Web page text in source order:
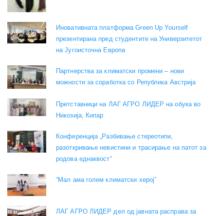
Иновативната платформа Green Up Yourself
презентирана пред студентите на Универзитетот
на Југоисточна Европа
Партнерства за климатски промени – нови
можности за соработка со Република Австрија
Претставници на ЛАГ АГРО ЛИДЕР на обука во
Никозија, Кипар
Конференција „Разбивање стереотипи,
разоткривање невистини и трасирање на патот за
родова еднаквост“
“Мал ама голем климатски херој”
ЛАГ АГРО ЛИДЕР дел од јавната расправа за